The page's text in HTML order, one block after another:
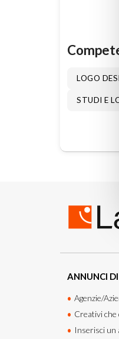
LOGO
STUDI E
ANNUNCI
Agenzie/
Creativi che
Inserisci un